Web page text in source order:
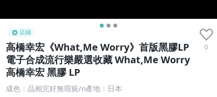
店鋪
高橋幸宏《What,Me Worry》首版黑膠LP
電子合成流行樂嚴選收藏 What,Me Worry
高橋幸宏 黑膠 LP
0
成色：品相完好無瑕疵/n產地：日本